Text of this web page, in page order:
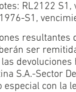
RL2122 S1,
S1,
resultantes
ser
devoluciones
S.A.-Sector
especial con la